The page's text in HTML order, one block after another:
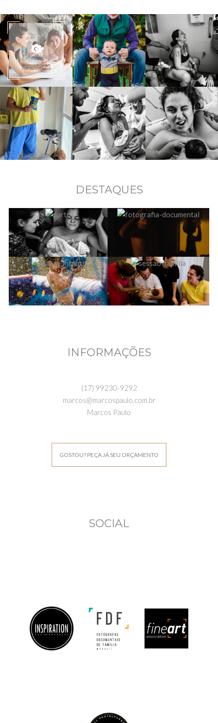
DESTAQUES
INFORMAÇÕES
(17) 99230-9292
marcos@marcospaulo.com.br
Marcos Paulo
GOSTOU? PEÇA JÁ SEU ORÇAMENTO
SOCIAL